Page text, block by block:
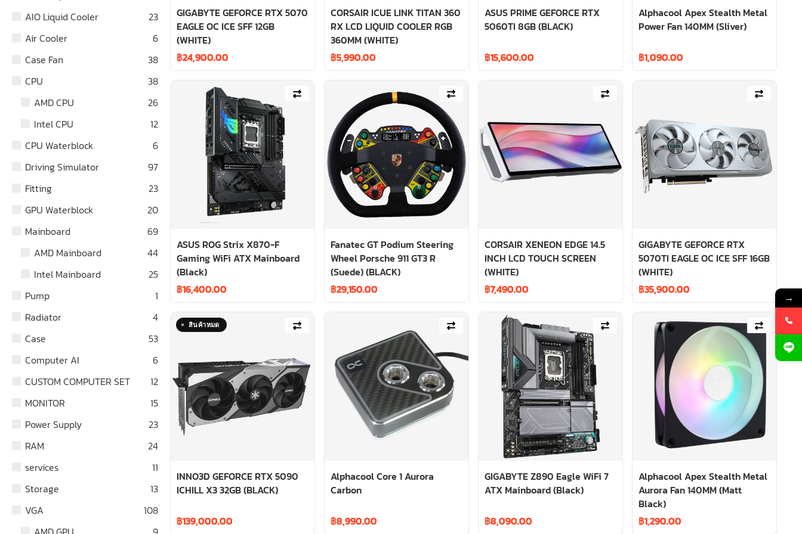
AIO Liquid Cooler
23
Air Cooler
6
Case Fan
38
CPU
38
AMD CPU
26
Intel CPU
12
CPU Waterblock
6
Driving Simulator
97
Fitting
23
GPU Waterblock
20
Mainboard
69
AMD Mainboard
44
Intel Mainboard
25
Pump
1
Radiator
4
Case
53
Computer AI
6
CUSTOM COMPUTER SET
12
MONITOR
15
Power Supply
23
RAM
24
services
11
Storage
13
VGA
108
GIGABYTE GEFORCE RTX 5070
EAGLE OC ICE SFF 12GB
(WHITE)
฿24,900.00
CORSAIR ICUE LINK TITAN 360
RX LCD LIQUID COOLER RGB
360MM (WHITE)
฿5,990.00
ASUS PRIME GEFORCE RTX
5060TI 8GB (BLACK)
฿15,600.00
Alphacool Apex Stealth Metal
Power Fan 140MM (Sliver)
฿1,090.00
ASUS ROG Strix X870-F
Gaming WiFi ATX Mainboard
(Black)
฿16,400.00
Fanatec GT Podium Steering
Wheel Porsche 911 GT3 R
(Suede) (BLACK)
฿29,150.00
CORSAIR XENEON EDGE 14.5
INCH LCD TOUCH SCREEN
(WHITE)
฿7,490.00
GIGABYTE GEFORCE RTX
5070TI EAGLE OC ICE SFF 16GB
(WHITE)
฿35,900.00
INNO3D GEFORCE RTX 5090
ICHILL X3 32GB (BLACK)
฿139,000.00
Alphacool Core 1 Aurora
Carbon
฿8,990.00
GIGABYTE Z890 Eagle WiFi 7
ATX Mainboard (Black)
฿8,090.00
Alphacool Apex Stealth Metal
Aurora Fan 140MM (Matt
Black)
฿1,290.00
→